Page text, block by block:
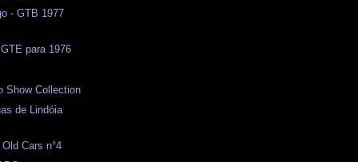
- GTB 1977
para 1976
Show Collection
de Lindóia
Cars n°4